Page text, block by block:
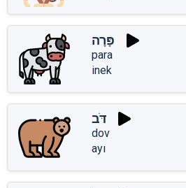
פָּרָה
para
inek
דֹּב
dov
ayı